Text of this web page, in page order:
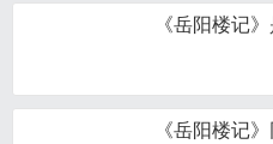
《岳阳楼记
《岳阳楼记